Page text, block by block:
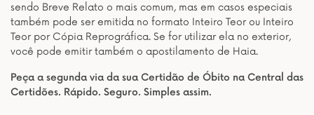
sendo Breve Relato o mais comum, mas em casos especiais
também pode ser emitida no formato Inteiro Teor ou Inteiro
Teor por Cópia Reprográfica. Se for utilizar ela no exterior,
você pode emitir também o apostilamento de Haia.
Peça a segunda via da sua Certidão de Óbito na Central das
Certidões. Rápido. Seguro. Simples assim.